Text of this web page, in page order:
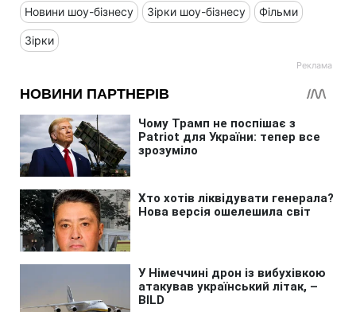
Новини шоу-бізнесу Зірки шоу-бізнесу Фільми
Зірки